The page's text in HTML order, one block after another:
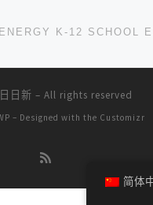
K-12 SCHOOL
日日新 – All rights reserved
– Designed with the Customizr
简体